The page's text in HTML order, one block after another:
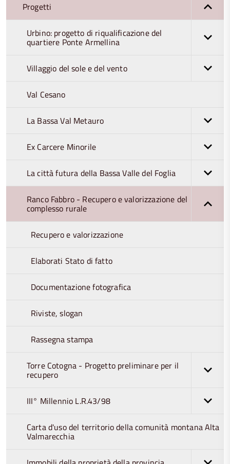
Progetti
Urbino: progetto di riqualificazione del
quartiere Ponte Armellina
Villaggio del sole e del vento
Val Cesano
La Bassa Val Metauro
Ex Carcere Minorile
La città futura della Bassa Valle del Foglia
Ranco Fabbro - Recupero e valorizzazione del
complesso rurale
Recupero e valorizzazione
Elaborati Stato di fatto
Documentazione fotografica
Riviste, slogan
Rassegna stampa
Torre Cotogna - Progetto preliminare per il
recupero
III° Millennio L.R.43/98
Carta d'uso del territorio della comunità montana Alta
Valmarecchia